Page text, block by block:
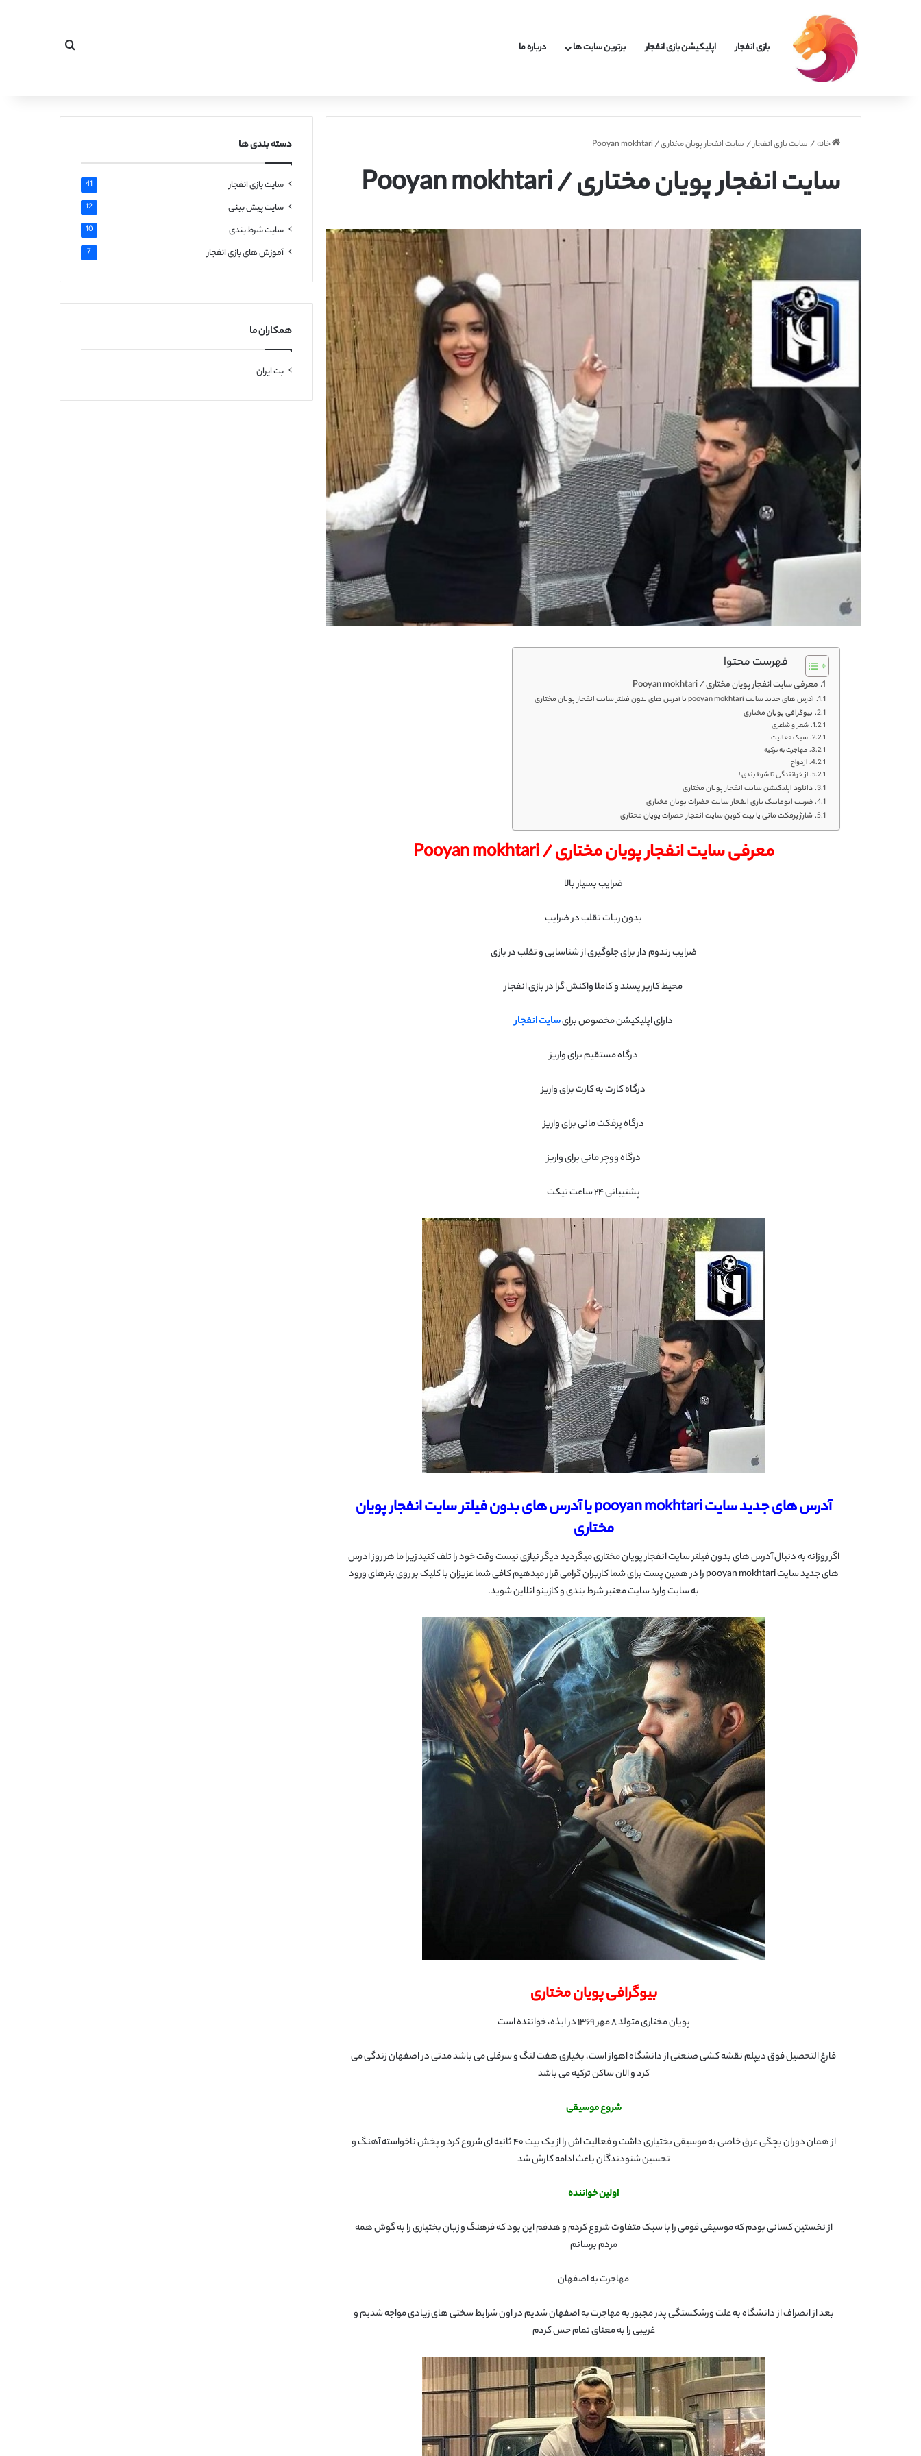
بازی انفجار اپلیکیشن بازی انفجار برترین سایت ها درباره ما جستجو برای
خانه/ سایت بازی انفجار/ سایت انفجار پویان مختاری / Pooyan mokhtari
سایت انفجار پویان مختاری / Pooyan mokhtari
فهرست محتوا
معرفی سایت انفجار پویان مختاری / Pooyan mokhtari
آدرس های جدید سایت pooyan mokhtari یا آدرس های بدون فیلتر سایت انفجار پویان مختاری
بیوگرافی پویان مختاری
شعر و شاعری
سبک فعالیت
مهاجرت به ترکیه
ازدواج
از خوانندگی تا شرط بندی !
دانلود اپلیکیشن سایت انفجار پویان مختاری
ضریب اتوماتیک بازی انفجار سایت حضرات پویان مختاری
شارژ پرفکت مانی یا بیت کوین سایت انفجار حضرات پویان مختاری
معرفی سایت انفجار پویان مختاری / Pooyan mokhtari
ضرایب بسیار بالا
بدون ربات تقلب در ضرایب
ضرایب رندوم دار برای جلوگیری از شناسایی و تقلب در بازی
محیط کاربر پسند و کاملا واکنش گرا در بازی انفجار
دارای اپلیکیشن مخصوص برایسایت انفجار
درگاه مستقیم برای واریز
درگاه کارت به کارت برای واریز
درگاه پرفکت مانی برای واریز
درگاه ووچر مانی برای واریز
پشتیبانی ۲۴ ساعت تیکت
آدرس های جدید سایت pooyan mokhtari یا آدرس های بدون فیلتر سایت انفجار پویان
مختاری
اگر روزانه به دنبال آدرس های بدون فیلتر سایت انفجار پویان مختاری میگردید دیگر نیازی نیست وقت خود را تلف کنید زیرا ما هر روز ادرس
های جدید سایت pooyan mokhtari را در همین پست برای شما کاربران گرامی قرار میدهیم کافی شما عزیزان با کلیک بر روی بنرهای ورود
به سایت وارد سایت معتبر شرط بندی و کازینو انلاین شوید.
بیوگرافی پویان مختاری
پویان مختاری متولد ۸ مهر ۱۳۶۹ در ایذه، خواننده است
فارغ التحصیل فوق دیپلم نقشه کشی صنعتی از دانشگاه اهواز است، بخیاری هفت لنگ و سرقلی می باشد مدتی در اصفهان زندگی می
کرد و الان ساکن ترکیه می باشد
شروع موسیقی
از همان دوران بچگی عرق خاصی به موسیقی بختیاری داشت و فعالیت اش را از یک بیت ۴۰ ثانیه ای شروع کرد و پخش ناخواسته آهنگ و
تحسین شنودندگان باعث ادامه کارش شد
اولین خواننده
از نخستین کسانی بودم که موسیقی قومی را با سبک متفاوت شروع کردم و هدفم این بود که فرهنگ و زبان بختیاری را به گوش همه
مردم برسانم
مهاجرت به اصفهان
بعد از انصراف از دانشگاه به علت ورشکستگی پدر مجبور به مهاجرت به اصفهان شدیم در اون شرایط سختی های زیادی مواجه شدیم و
غریبی را به معنای تمام حس کردم
دسته بندی ها
سایت بازی انفجار 41
سایت پیش بینی 12
سایت شرط بندی 10
آموزش های بازی انفجار 7
همکاران ما
بت ایران